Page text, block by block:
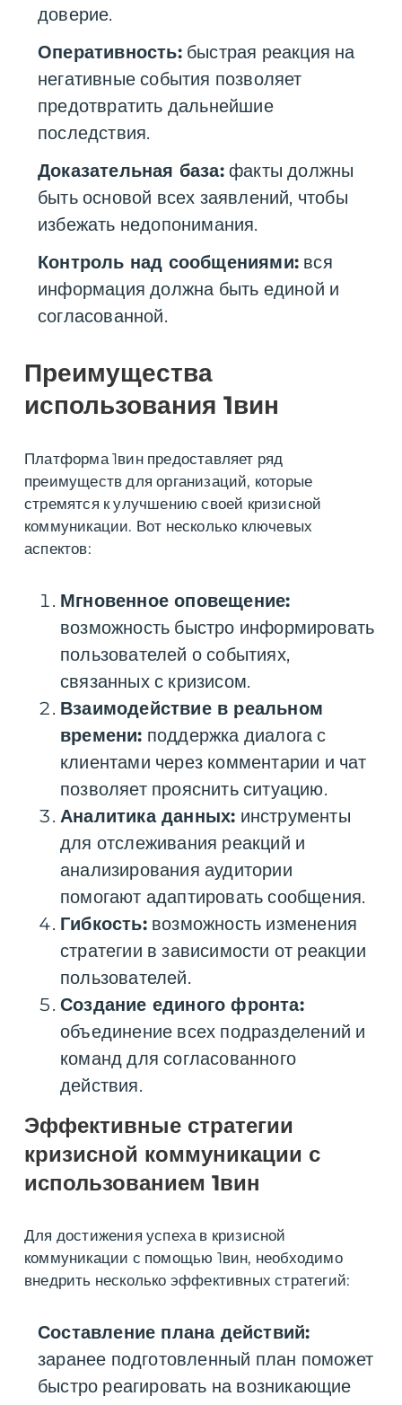
доверие.
Оперативность:быстрая реакция на
негативные события позволяет
предотвратить дальнейшие
последствия.
Доказательная база:факты должны
быть основой всех заявлений, чтобы
избежать недопонимания.
Контроль над сообщениями: вся
информация должна быть единой и
согласованной.
Преимущества
использования 1вин
Платформа 1вин предоставляет ряд
преимуществ для организаций, которые
стремятся к улучшению своей кризисной
коммуникации. Вот несколько ключевых
аспектов:
Мгновенное оповещение:
возможность быстро информировать
пользователей о событиях,
связанных с кризисом.
Взаимодействие в реальном
времени: поддержка диалога с
клиентами через комментарии и чат
позволяет прояснить ситуацию.
Аналитика данных: инструменты
для отслеживания реакций и
анализирования аудитории
помогают адаптировать сообщения.
Гибкость:возможность изменения
стратегии в зависимости от реакции
пользователей.
Создание единого фронта:
объединение всех подразделений и
команд для согласованного
действия.
Эффективные стратегии
кризисной коммуникации с
использованием 1вин
Для достижения успеха в кризисной
коммуникации с помощью 1вин, необходимо
внедрить несколько эффективных стратегий:
Составление плана действий:
заранее подготовленный план поможет
быстро реагировать на возникающие